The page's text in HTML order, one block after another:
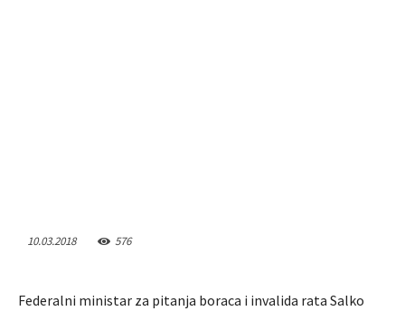
10.03.2018 576
Federalni ministar za pitanja boraca i invalida rata Salko